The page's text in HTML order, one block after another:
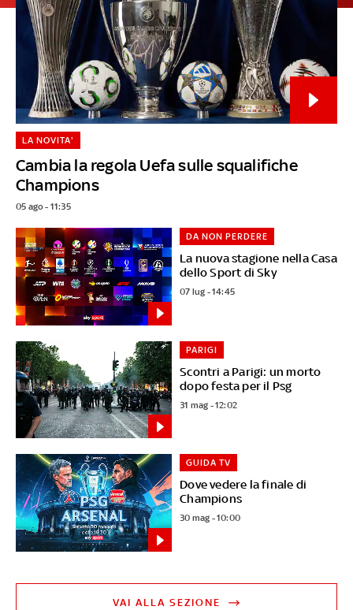
Cambia la regola Uefa sulle squalifiche
Champions
LA NOVITA'
05 ago - 11:35
La nuova stagione nella Casa
dello Sport di Sky
DA NON PERDERE
07 lug - 14:45
Scontri a Parigi: un morto
dopo festa per il Psg
PARIGI
31 mag - 12:02
Dove vedere la finale di
Champions
GUIDA TV
30 mag - 10:00
VAI ALLA SEZIONE